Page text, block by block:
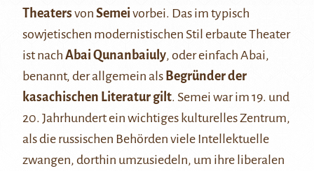
Theaters von Semei vorbei. Das im typisch
sowjetischen modernistischen Stil erbaute Theater
ist nach Abai Qunanbaiuly, oder einfach Abai,
benannt, der allgemein als Begründer der
kasachischen Literatur gilt. Semei war im 19. und
20. Jahrhundert ein wichtiges kulturelles Zentrum,
als die russischen Behörden viele Intellektuelle
zwangen, dorthin umzusiedeln, um ihre liberalen